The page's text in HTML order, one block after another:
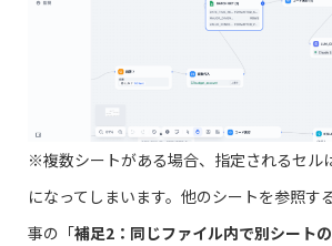
※複数シートがある場合、指定されるセル
になってしまいます。他のシートを参照す
事の「補足2：同じファイル内で別シート